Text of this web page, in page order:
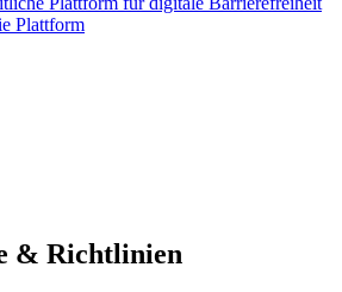
Plattform
& Richtlinien